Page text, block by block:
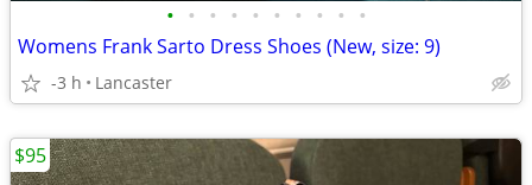
• • • • • • • • • •
Womens Frank Sarto Dress Shoes (New, size: 9)
-3 h Lancaster
$95